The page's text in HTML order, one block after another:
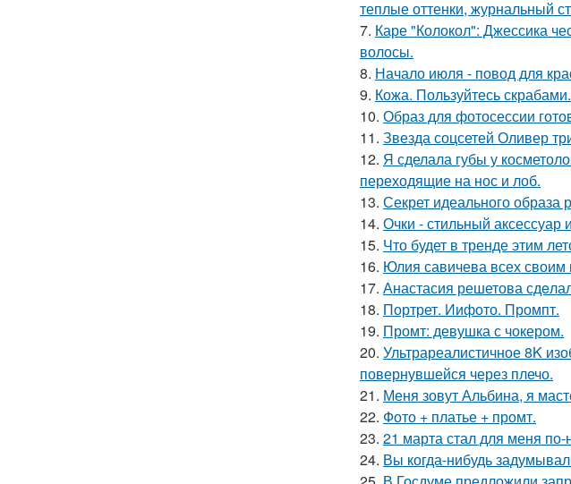
теплые оттенки, журнальный
7. Каре "Колокол": Джессика
волосы.
8. Начало июля - повод для
9. Кожа. Пользуйтесь скрабами.
10. Образ для фотосессии
11. Звезда соцсетей Оливер
12. Я сделала губы у
переходящие на нос и лоб.
13. Секрет идеального образа
14. Очки - стильный
15. Что будет в тренде этим
16. Юлия савичева всех
17. Анастасия решетова
18. Портрет. Иифото. Промпт.
19. Промт: девушка с чокером.
20. Ультрареалистичное 8K
повернувшейся через плечо.
21. Меня зовут Альбина, я
22. Фото + платье + промт.
23. 21 марта стал для меня
24. Вы когда-нибудь